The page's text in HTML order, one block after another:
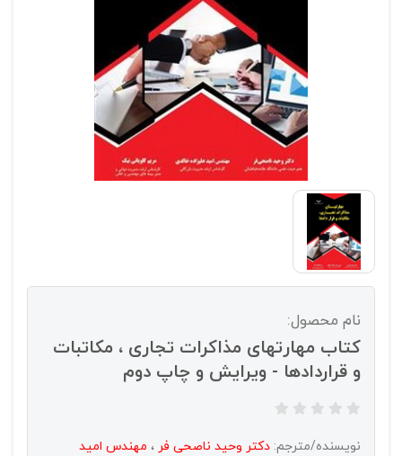
نام محصول:
کتاب مهارتهای مذاکرات تجاری ، مکاتبات
و قراردادها - ویرایش و چاپ دوم
نویسنده/مترجم: دکتر وحید ناصحی فر ، مهندس امید